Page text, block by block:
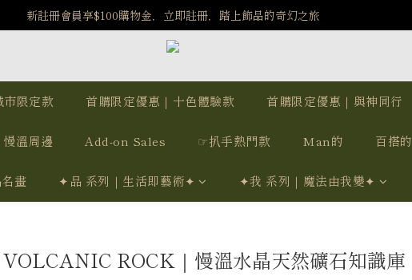
️8/6-8/12 第一波古文明馬拉松正式開跑：烏爾風華套組優惠價$5140
️8/6-8/12 第一波古文明馬拉松正式開跑：烏爾風華套組優惠價$5140
限定款 首購限定優惠｜十色體驗款 首購限定優惠｜與神同行
慢溫周邊 Add-on Sales ☞扒手熱門款 Man的 百搭的
名畫 ✦品 系列｜生活即藝術✦ ✦我 系列｜魔法由我變✦
VOLCANIC ROCK｜慢溫水晶天然礦石知識庫